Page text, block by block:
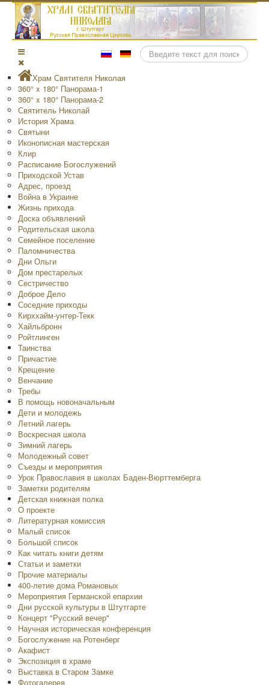
Поиск
Храм Святителя Николая
360° x 180° Панорама-1
360° x 180° Панорама-2
Святитель Николай
История Храма
Святыни
Иконописная мастерская
Клир
Расписание Богослужений
Приходской Устав
Адрес, проезд
Война в Украине
Жизнь прихода
Доска объявлений
Родительская школа
Семейное поселение
Паломничества
Дни Ольги
Дом престарелых
Сестричество
Доброе Дело
Соседние приходы
Кирххайм-унтер-Текк
Хайльбронн
Ройтлинген
Таинства
Причастие
Крещение
Венчание
Требы
В помощь новоначальным
Дети и молодежь
Летний лагерь
Воскресная школа
Зимний лагерь
Молодежный совет
Съезды и мероприятия
Урок Православия в школах Баден-Вюрттемберга
Заметки родителям
Детская книжная полка
O проекте
Литературная комиссия
Малый список
Большой список
Как читать книги детям
Статьи и заметки
Прочие материалы
400-летие дома Романовых
Мероприятия Германской епархии
Дни русской культуры в Штутгарте
Концерт "Русский вечер"
Научная историческая конференция
Богослужение на Ротенберг
Акафист
Экспозиция в храме
Выставка в Старом Замке
Фотогалерея